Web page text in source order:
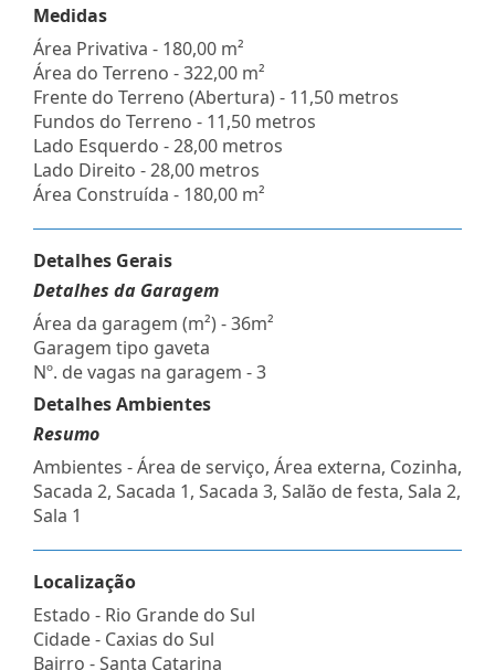
Medidas
Área Privativa - 180,00 m²
Área do Terreno - 322,00 m²
Frente do Terreno (Abertura) - 11,50 metros
Fundos do Terreno - 11,50 metros
Lado Esquerdo - 28,00 metros
Lado Direito - 28,00 metros
Área Construída - 180,00 m²
Detalhes Gerais
Detalhes da Garagem
Área da garagem (m²) - 36m²
Garagem tipo gaveta
Nº. de vagas na garagem - 3
Detalhes Ambientes
Resumo
Ambientes - Área de serviço, Área externa, Cozinha,
Sacada 2, Sacada 1, Sacada 3, Salão de festa, Sala 2,
Sala 1
Localização
Estado - Rio Grande do Sul
Cidade - Caxias do Sul
Bairro -Santa Catarina